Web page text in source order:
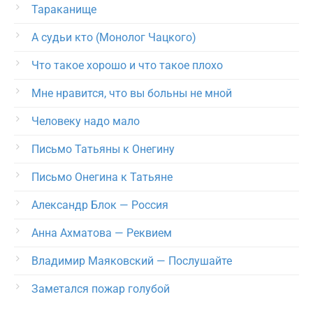
Тараканище
А судьи кто (Монолог Чацкого)
Что такое хорошо и что такое плохо
Мне нравится, что вы больны не мной
Человеку надо мало
Письмо Татьяны к Онегину
Письмо Онегина к Татьяне
Александр Блок — Россия
Анна Ахматова — Реквием
Владимир Маяковский — Послушайте
Заметался пожар голубой